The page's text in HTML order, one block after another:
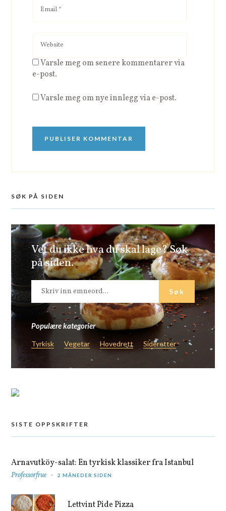
Varsle meg om senere kommentarer via
e-post.
Varsle meg om nye innlegg via e-post.
SØK PÅ SIDEN
Vet du ikke hva du skal lage? Søk
på siden.
Populære kategorier
Tyrkisk Vegetar Hovedrett Sideretter
SISTE OPPSKRIFTER
Arnavutköy-salat: En tyrkisk klassiker fra Istanbul
Professorfrue 2 MÅNEDER SIDEN
Lettvint Pide Pizza